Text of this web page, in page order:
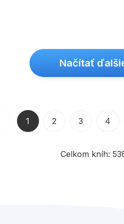
Načítať
Celkom kníh:
1 2 3 4